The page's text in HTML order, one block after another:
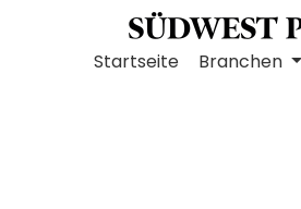
Startseite Branchen